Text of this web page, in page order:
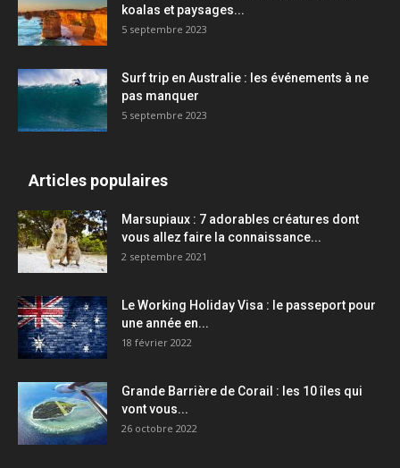
koalas et paysages...
5 septembre 2023
Surf trip en Australie : les événements à ne
pas manquer
5 septembre 2023
Articles populaires
Marsupiaux : 7 adorables créatures dont
vous allez faire la connaissance...
2 septembre 2021
Le Working Holiday Visa : le passeport pour
une année en...
18 février 2022
Grande Barrière de Corail : les 10 îles qui
vont vous...
26 octobre 2022